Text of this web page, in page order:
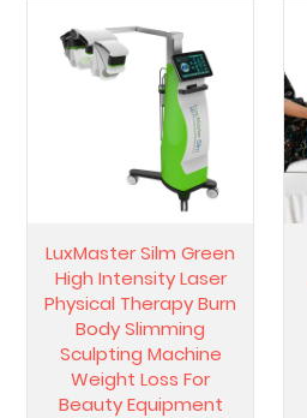
LuxMaster Silm Green
High Intensity Laser
Physical Therapy Burn
Body Slimming
Sculpting Machine
Weight Loss For
Beauty Equipment